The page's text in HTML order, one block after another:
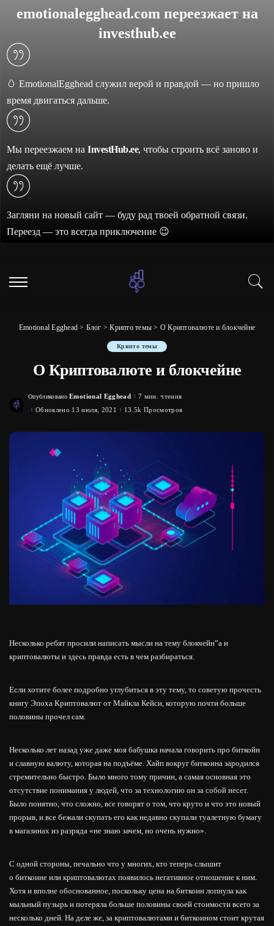
emotionalegghead.com переезжает на
investhub.ee
🥚 EmotionalEgghead служил верой и правдой — но пришло
время двигаться дальше.
Мы переезжаем на InvestHub.ee, чтобы строить всё заново и
делать ещё лучше.
Загляни на новый сайт — буду рад твоей обратной связи.
Переезд — это всегда приключение 😉
Emotional Egghead > Блог >Крипто темы > О Криптовалюте и блокчейне
Крипто темы
О Криптовалюте и блокчейне
Posted
Опубликовано Emotional Egghead
7 мин. чтения
Обновлено 13 июля, 2021
13.5k Просмотров
Несколько ребят просили написать мысли на тему блокчейн”а и
криптовалюты и здесь правда есть в чем разбираться.
Если хотите более подробно углубиться в эту тему, то советую прочесть
книгу Эпоха Криптовалют от Майкла Кейси, которую почти больше
половины прочел сам.
Несколько лет назад уже даже моя бабушка начала говорить про биткойн
и славную валюту, которая на подъёме. Хайп вокруг биткоина зародился
стремительно быстро. Было много тому причин, а самая основная это
отсутствие понимания у людей, что за технологию он за собой несет.
Было понятно, что сложно, все говорят о том, что круто и что это новый
прорыв, и все бежали скупать его как недавно скупали туалетную бумагу
в магазинах из разряда «не знаю зачем, но очень нужно».
С одной стороны, печально что у многих, кто теперь слышит
о биткоине или криптовалютах появилось негативное отношение к ним.
Хотя и вполне обоснованное, поскольку цена на биткоин лопнула как
мыльный пузырь и потеряла больше половины своей стоимости всего за
несколько дней. На деле же, за криптовалютами и биткоином стоит крутая